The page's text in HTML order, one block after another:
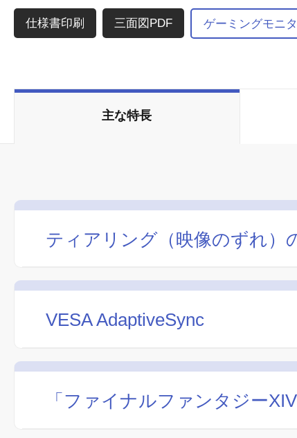
三面図PDF ゲーミングモニ
主な特長
ティアリング（映像のずれ）
VESA AdaptiveSync
「ファイナルファンタジー